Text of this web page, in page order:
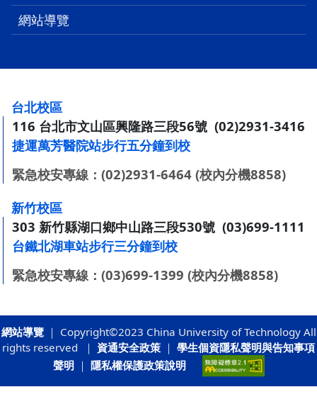
網站導覽
:::
台北校區
116 台北市文山區興隆路三段56號 (02)2931-3416
捷運萬芳醫院站步行五分鐘到校
緊急校安專線：(02)2931-6464 (校內分機8858)
新竹校區
303 新竹縣湖口鄉中山路三段530號 (03)699-1111
台鐵北湖車站步行三分鐘到校
緊急校安專線：(03)699-1399 (校內分機8858)
網站導覽｜ Copyright©2023 China University of Technology All
rights reserved ｜ 資通安全政策 ｜ 學生個資隱私聲明與告知事項
聲明 ｜ 隱私權保護政策說明